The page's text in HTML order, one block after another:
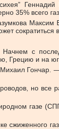
35% всего
с
Грецию и на юг
но
газе
сжиженного